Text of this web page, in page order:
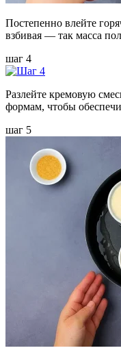
Постепенно влейте
взбивая — так масса
шаг 4
Разлейте кремовую
формам, чтобы
шаг 5